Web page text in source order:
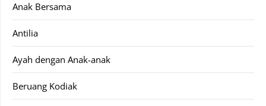
Anak Bersama
Antilia
Ayah dengan Anak-anak
Beruang Kodiak